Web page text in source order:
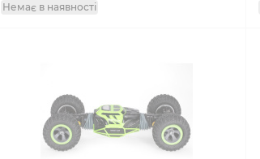
Немає в наявності